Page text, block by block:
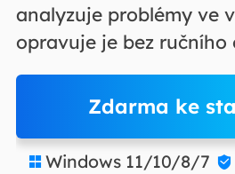
analyzuje problémy ve
opravuje je bez ručního
Zdarma ke
 Windows 11/10/8/7 